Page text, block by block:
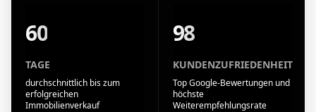
60
TAGE
durchschnittlich bis zum
erfolgreichen
Immobilienverkauf
98
KUNDENZUFRIEDENHEIT
Top Google-Bewertungen und
höchste
Weiterempfehlungsrate